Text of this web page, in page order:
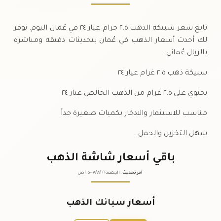
تابع سعر سبيكة الذهب ٢.٥ جرام عيار ٢٤ في عُمان اليوم. نوفر
لك أحدث أسعار الذهب في عُمان بتحديثات دقيقة ومباشرة
بالريال عُماني.
سبيكة ذهب ٢.٥ غرام عيار ٢٤
يحتوي على ٢.٥ غرام من الذهب الخالص عيار ٢٤
مناسب للاستثمار والادخار بكميات صغيرة جداً
سهل التخزين والحمل…
باقي أسعار شاشة الذهب
آخر تحديث : الجمعة ٠٧ /٠٨/٢٠٢٦ - ١٠:٠٥ ص
أسعار سبائك الذهب